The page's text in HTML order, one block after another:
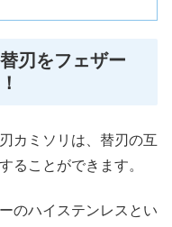
刃をフェザー
カミソリは、替刃の互
ることができます。
のハイステンレスとい